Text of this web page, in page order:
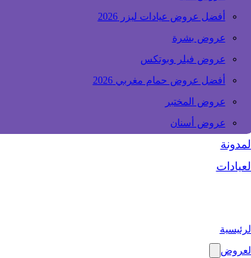
أفضل عروض عيادات ليزر 2026
عروض بشرة
عروض فيلر وبوتكس
أفضل عروض حمام مغربي 2026
عروض المختبر
عروض أسنان
المدونة
العيادات
الرئيسية
العروض